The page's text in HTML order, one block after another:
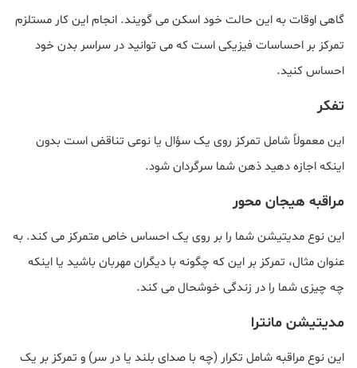
گاهی اوقات به این حالت خود اسکن می گویند. انجام این کار مستلزم
تمرکز بر احساسات فیزیکی است که می توانید در سراسر بدن خود
احساس کنید.
تفکر
این معمولاً شامل تمرکز روی یک سؤال یا نوعی تناقض است بدون
اینکه اجازه دهید ذهن شما سرگردان شود.
مراقبه هیجان محور
این نوع مدیتیشن شما را بر روی یک احساس خاص متمرکز می کند. به
عنوان مثال، تمرکز بر این که چگونه با دیگران مهربان باشید یا اینکه
چه چیزی شما را در زندگی خوشحال می کند.
مدیتیشن مانترا
این نوع مراقبه شامل تکرار (چه با صدای بلند یا در سر) و تمرکز بر یک